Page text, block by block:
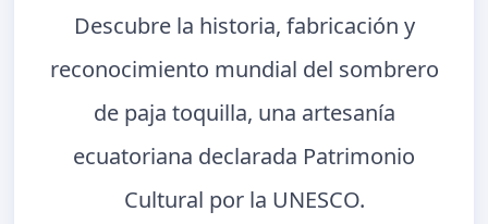
Descubre la historia, fabricación y
reconocimiento mundial del sombrero
de paja toquilla, una artesanía
ecuatoriana declarada Patrimonio
Cultural por la UNESCO.